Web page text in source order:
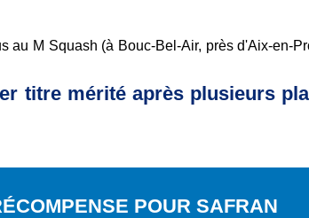
M Squash (à Bouc-Bel-Air, près d'Aix-en-
titre mérité après plusieurs
POUR SAFRAN